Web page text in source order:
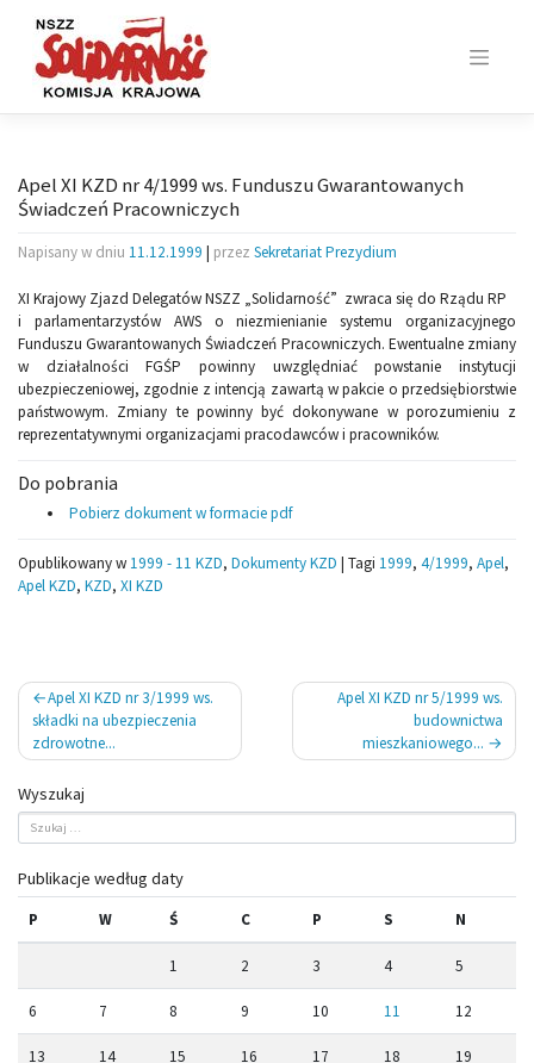
content
Apel XI KZD nr 4/1999 ws. Funduszu Gwarantowanych
Świadczeń Pracowniczych
Napisany w dniu 11.12.1999 | przez Sekretariat Prezydium
XI Krajowy Zjazd Delegatów NSZZ „Solidarność” zwraca się do Rządu RP
i parlamentarzystów AWS o niezmienianie systemu organizacyjnego
Funduszu Gwarantowanych Świadczeń Pracowniczych. Ewentualne zmiany
w działalności FGŚP powinny uwzględniać powstanie instytucji
ubezpieczeniowej, zgodnie z intencją zawartą w pakcie o przedsiębiorstwie
państwowym. Zmiany te powinny być dokonywane w porozumieniu z
reprezentatywnymi organizacjami pracodawców i pracowników.
Do pobrania
Pobierz dokument w formacie pdf
Opublikowany w 1999 - 11 KZD, Dokumenty KZD | Tagi 1999, 4/1999, Apel,
Apel KZD, KZD, XI KZD
Nawigacja
wpisu
Apel XI KZD nr 3/1999 ws.
składki na ubezpieczenia
zdrowotne...
Apel XI KZD nr 5/1999 ws.
budownictwa
mieszkaniowego...
Wyszukaj
Publikacje według daty
P W Ś C P S N
1 2 3 4 5
6 7 8 9 10 11 12
13 14 15 16 17 18 19